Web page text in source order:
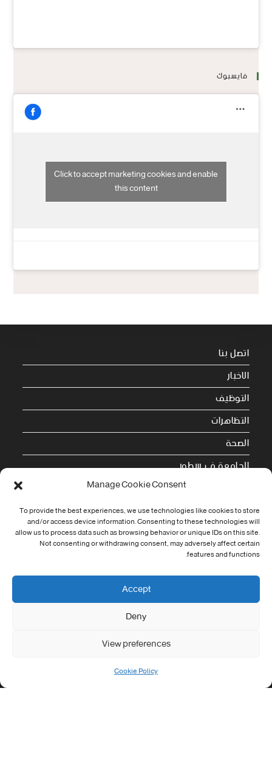
Manage Cookie Consent
To provide the best experiences, we use technologies like cookies to store
and/or access device information. Consenting to these technologies will
allow us to process data such as browsing behavior or unique IDs on this site.
Not consenting or withdrawing consent, may adversely affect certain
features and functions.
Accept
Deny
View preferences
Cookie Policy
فايسبوك
Click to accept marketing cookies and enable
this content
اتصل بنا
الاخبار
التوظيف
التظاهرات
الصحة
الجامعة في سطور
Cookie Policy (EU)
معلومات الاتصال
Address:
جامعة العربي التبسي طريق قسنطينة - تبسة
contact@univ-tebessa.dz